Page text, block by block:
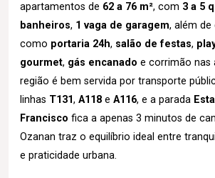
apartamentos de 62 a 76 m², com 3 a 5
banheiros, 1 vaga de garagem, além de
como portaria 24h, salão de festas,
gourmet, gás encanado e corrimão nas
região é bem servida por transporte
linhas T131, A118 e A116, e a parada
Francisco fica a apenas 3 minutos de
Ozanan traz o equilíbrio ideal entre
e praticidade urbana.